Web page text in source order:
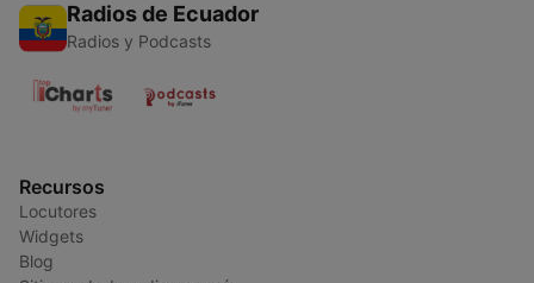
Radios de Ecuador
Radios y Podcasts
Recursos
Locutores
Widgets
Blog